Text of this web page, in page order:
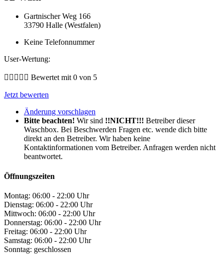
Gartnischer Weg 166
33790 Halle (Westfalen)
Keine Telefonnummer
User-Wertung:
     Bewertet mit 0 von 5
Jetzt bewerten
Änderung vorschlagen
Bitte beachten! Wir sind !!NICHT!!! Betreiber dieser
Waschbox. Bei Beschwerden Fragen etc. wende dich bitte
direkt an den Betreiber. Wir haben keine
Kontaktinformationen vom Betreiber. Anfragen werden nicht
beantwortet.
Öffnungszeiten
Montag: 06:00 - 22:00 Uhr
Dienstag: 06:00 - 22:00 Uhr
Mittwoch: 06:00 - 22:00 Uhr
Donnerstag: 06:00 - 22:00 Uhr
Freitag: 06:00 - 22:00 Uhr
Samstag: 06:00 - 22:00 Uhr
Sonntag: geschlossen